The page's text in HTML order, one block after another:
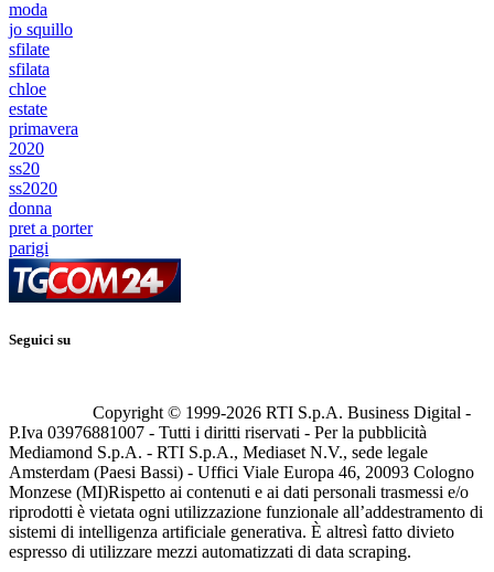
moda
jo squillo
sfilate
sfilata
chloe
estate
primavera
2020
ss20
ss2020
donna
pret a porter
parigi
Seguici su
Copyright © 1999-2026 RTI S.p.A. Business Digital -
P.Iva 03976881007 - Tutti i diritti riservati - Per la pubblicità
Mediamond S.p.A. - RTI S.p.A., Mediaset N.V., sede legale
Amsterdam (Paesi Bassi) - Uffici Viale Europa 46, 20093 Cologno
Monzese (MI)Rispetto ai contenuti e ai dati personali trasmessi e/o
riprodotti è vietata ogni utilizzazione funzionale all’addestramento di
sistemi di intelligenza artificiale generativa. È altresì fatto divieto
espresso di utilizzare mezzi automatizzati di data scraping.